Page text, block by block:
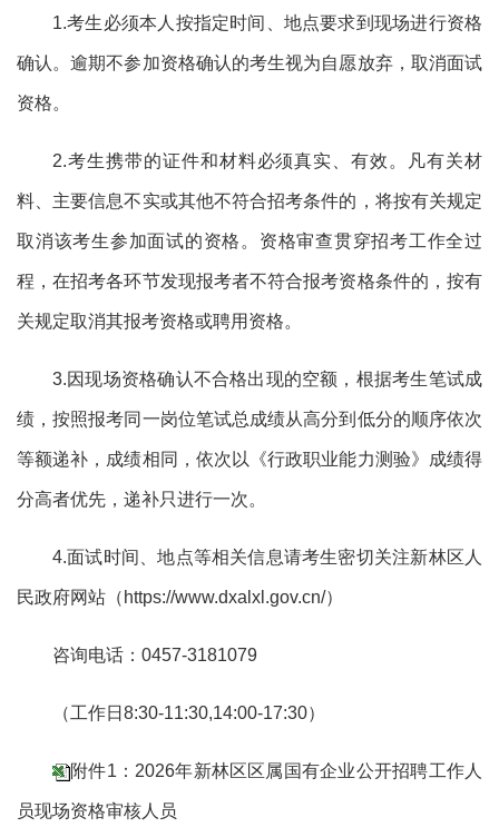
1.考生必须本人按指定时间、地点要求到现场进行资格
确认。逾期不参加资格确认的考生视为自愿放弃，取消面试
资格。
2.考生携带的证件和材料必须真实、有效。凡有关材
料、主要信息不实或其他不符合招考条件的，将按有关规定
取消该考生参加面试的资格。资格审查贯穿招考工作全过
程，在招考各环节发现报考者不符合报考资格条件的，按有
关规定取消其报考资格或聘用资格。
3.因现场资格确认不合格出现的空额，根据考生笔试成
绩，按照报考同一岗位笔试总成绩从高分到低分的顺序依次
等额递补，成绩相同，依次以《行政职业能力测验》成绩得
分高者优先，递补只进行一次。
4.面试时间、地点等相关信息请考生密切关注新林区 人
民政府网站（ https://www.dxalxl.gov.cn/）
咨询电话： 0457-3181079
（工作日 8:30-11:30,14:00-17:30）
附件1：2026年新林区区属国有企业公开招聘工作人
员现场资格审核人员